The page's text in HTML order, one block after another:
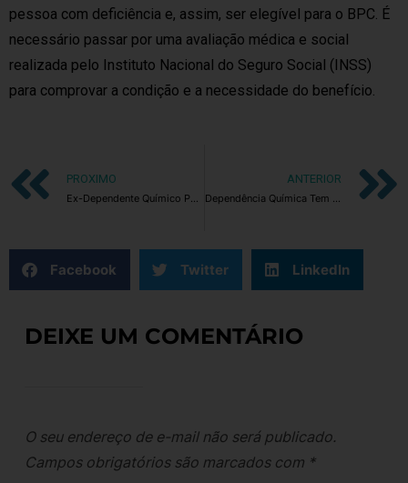
pessoa com deficiência e, assim, ser elegível para o BPC. É
necessário passar por uma avaliação médica e social
realizada pelo Instituto Nacional do Seguro Social (INSS)
para comprovar a condição e a necessidade do benefício.
PROXIMO
Ex-Dependente Químico Pode Beber?
ANTERIOR
Dependência Química Tem Cura?
Facebook Twitter LinkedIn
DEIXE UM COMENTÁRIO
O seu endereço de e-mail não será publicado.
Campos obrigatórios são marcados com *